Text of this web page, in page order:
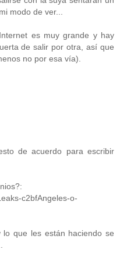
modo de ver...
es muy grande y hay
de salir por otra, así que
no por esa vía).
de acuerdo para escribir
c2bfAngeles-o-
que les están haciendo se